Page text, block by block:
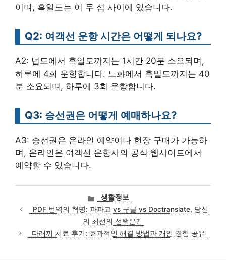
이며, 흑일도는 이 두 섬 사이에 있습니다.
Q2: 여객선 운항 시간은 어떻게 되나요?
A2: 넙도에서 흑일도까지는 1시간 20분 소요되며,
하루에 4회 운항합니다. 노화에서 흑일도까지는 40
분 소요되며, 하루에 3회 운항합니다.
Q3: 승선권은 어떻게 예매하나요?
A3: 승선권은 온라인 예약이나 현장 구매가 가능하
며, 온라인은 여객선 운항사의 공식 웹사이트에서
예약할 수 있습니다.
카
테
고
리
생활정보
PDF 번역의 혁명: 파파고 vs 구글 vs Doctranslate, 당신
의 최선의 선택은?
다래끼 치료 후기: 효과적인 해결 방법과 개인 경험 공유